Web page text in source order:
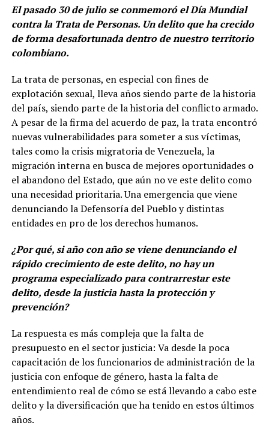
El pasado 30 de julio se conmemoró el Día Mundial
contra la Trata de Personas. Un delito que ha crecido
de forma desafortunada dentro de nuestro territorio
colombiano.
La trata de personas, en especial con fines de
explotación sexual, lleva años siendo parte de la historia
del país, siendo parte de la historia del conflicto armado.
A pesar de la firma del acuerdo de paz, la trata encontró
nuevas vulnerabilidades para someter a sus víctimas,
tales como la crisis migratoria de Venezuela, la
migración interna en busca de mejores oportunidades o
el abandono del Estado, que aún no ve este delito como
una necesidad prioritaria. Una emergencia que viene
denunciando la Defensoría del Pueblo y distintas
entidades en pro de los derechos humanos.
¿Por qué, si año con año se viene denunciando el
rápido crecimiento de este delito, no hay un
programa especializado para contrarrestar este
delito, desde la justicia hasta la protección y
prevención?
La respuesta es más compleja que la falta de
presupuesto en el sector justicia: Va desde la poca
capacitación de los funcionarios de administración de la
justicia con enfoque de género, hasta la falta de
entendimiento real de cómo se está llevando a cabo este
delito y la diversificación que ha tenido en estos últimos
años.